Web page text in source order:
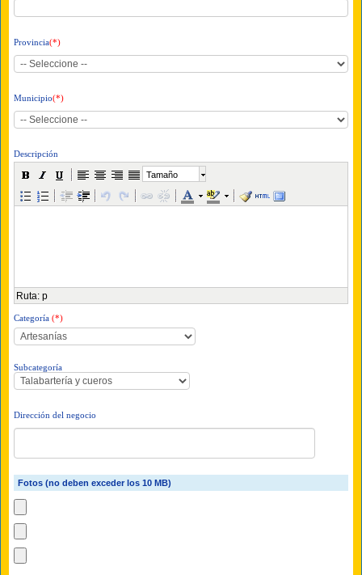
Provincia(*)
Municipio(*)
Descripción
Tamaño
Ruta: p
Categoría (*)
Subcategoría
Dirección del negocio
Fotos (no deben exceder los 10 MB)